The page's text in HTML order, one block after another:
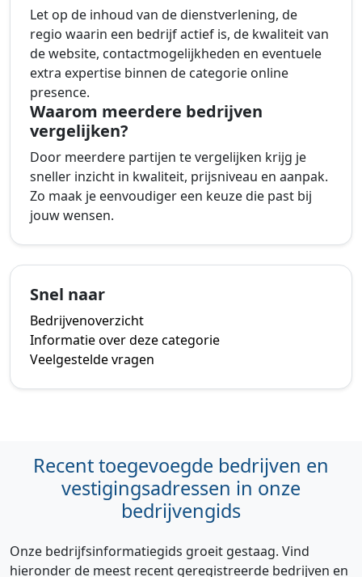
Let op de inhoud van de dienstverlening, de
regio waarin een bedrijf actief is, de kwaliteit van
de website, contactmogelijkheden en eventuele
extra expertise binnen de categorie online
presence.
Waarom meerdere bedrijven
vergelijken?
Door meerdere partijen te vergelijken krijg je
sneller inzicht in kwaliteit, prijsniveau en aanpak.
Zo maak je eenvoudiger een keuze die past bij
jouw wensen.
Snel naar
Bedrijvenoverzicht
Informatie over deze categorie
Veelgestelde vragen
Recent toegevoegde bedrijven en
vestigingsadressen in onze
bedrijvengids
Onze bedrijfsinformatiegids groeit gestaag. Vind
hieronder de meest recent geregistreerde bedrijven en